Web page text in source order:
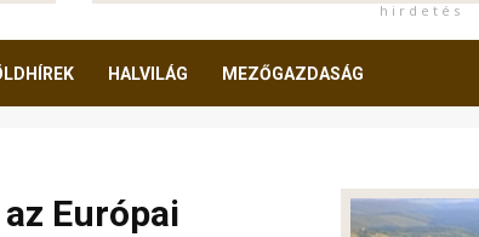
h i r d e t é s
HALVILÁG MEZŐGAZDASÁG
Európai